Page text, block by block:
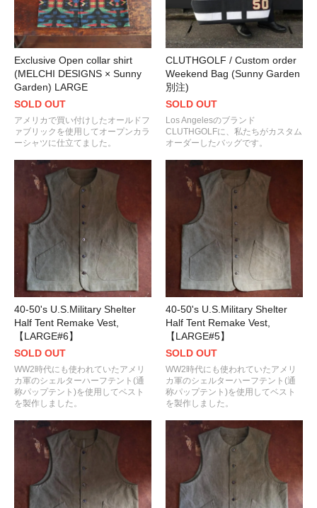
Exclusive Open collar shirt
(MELCHI DESIGNS × Sunny
Garden) LARGE
SOLD OUT
アメリカで買い付けしたオールドフ
ァブリックを使用してオープンカラ
ーシャツに仕立てました。
CLUTHGOLF / Custom order
Weekend Bag (Sunny Garden
別注)
SOLD OUT
Los Angelesのブランド
CLUTHGOLFに、私たちがカスタム
オーダーしたバッグです。
40-50's U.S.Military Shelter
Half Tent Remake Vest,
【LARGE#6】
SOLD OUT
WW2時代にも使われていたアメリ
カ軍のシェルターハーフテント(通
称パップテント)を使用してベスト
を製作しました。
40-50's U.S.Military Shelter
Half Tent Remake Vest,
【LARGE#5】
SOLD OUT
WW2時代にも使われていたアメリ
カ軍のシェルターハーフテント(通
称パップテント)を使用してベスト
を製作しました。